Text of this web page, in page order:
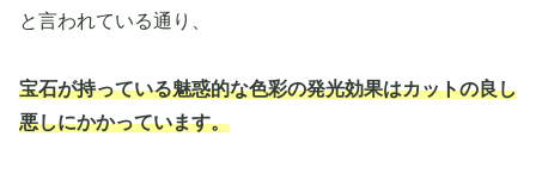
と言われている通り、
宝石が持っている魅惑的な色彩の発光効果はカットの良し
悪しにかかっています。